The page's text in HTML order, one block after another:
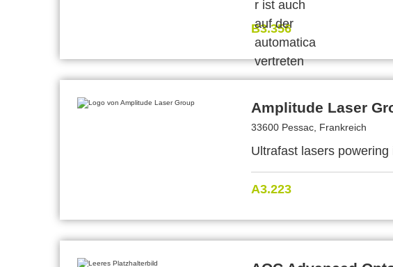
B3.356
Amplitude Laser
33600 Pessac, Frankreich
Ultrafast lasers
A3.223